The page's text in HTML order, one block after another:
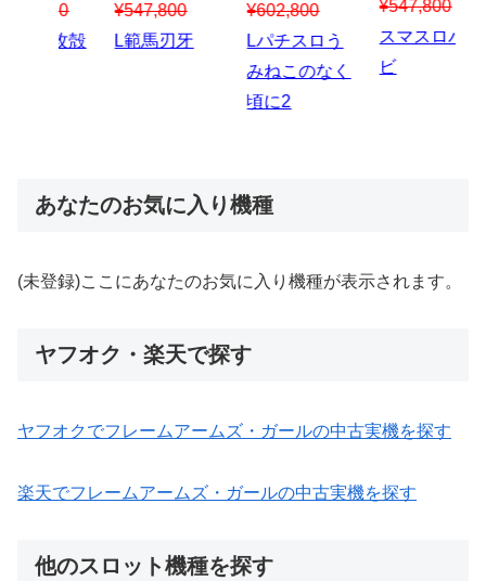
¥547,800
スマスロハナ
¥150,000
スマスロ秘宝
¥1,867,800
Lパチスロ 炎
炎ノ消防隊2
あなたのお気に入り機種
(未登録)ここにあなたのお気に入り機種が表示されます。
ヤフオク・楽天で探す
ヤフオクでフレームアームズ・ガールの中古実機を探す
楽天でフレームアームズ・ガールの中古実機を探す
他のスロット機種を探す